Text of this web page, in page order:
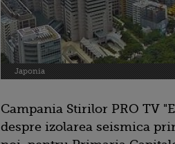
Japonia
Campania Stirilor PRO TV
despre izolarea seismica